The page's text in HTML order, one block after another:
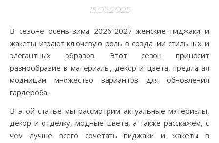
18.05.2025
В сезоне осень-зима 2026-2027 женские пиджаки и
жакеты играют ключевую роль в создании стильных и
элегантных образов. Этот сезон приносит
разнообразие в материалы, декор и цвета, предлагая
модницам множество вариантов для обновления
гардероба.
В этой статье мы рассмотрим актуальные материалы,
декор и отделку, модные цвета, а также расскажем, с
чем лучше всего сочетать пиджаки и жакеты в